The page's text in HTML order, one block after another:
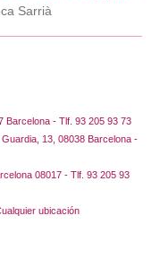
Sarrià
Barcelona - Tlf. 93 205 93 73
13, 08038 Barcelona -
08017 - Tlf. 93 205 93
ubicación